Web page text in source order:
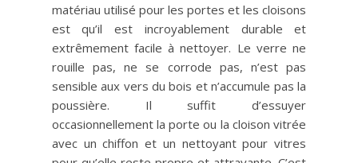
matériau utilisé pour les portes et les cloisons
est qu’il est incroyablement durable et
extrêmement facile à nettoyer. Le verre ne
rouille pas, ne se corrode pas, n’est pas
sensible aux vers du bois et n’accumule pas la
poussière. Il suffit d’essuyer
occasionnellement la porte ou la cloison vitrée
avec un chiffon et un nettoyant pour vitres